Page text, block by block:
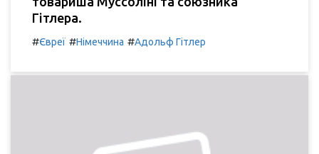
Гітлера.
#Євреї #Німеччина #Адольф Гітлер